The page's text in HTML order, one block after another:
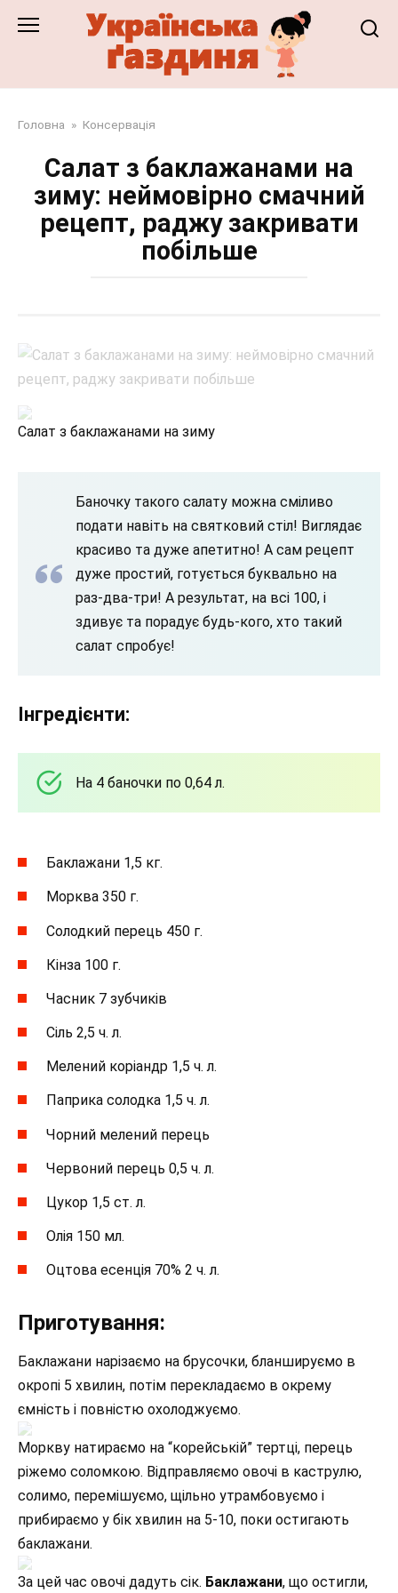
Головна » Консервація
Салат з баклажанами на
зиму: неймовірно смачний
рецепт, раджу закривати
побільше
Салат з баклажанами на зиму
Баночку такого салату можна сміливо
подати навіть на святковий стіл! Виглядає
красиво та дуже апетитно! А сам рецепт
дуже простий, готується буквально на
раз-два-три! А результат, на всі 100, і
здивує та порадує будь-кого, хто такий
салат спробує!
Інгредієнти:
На 4 баночки по 0,64 л.
Баклажани 1,5 кг.
Морква 350 г.
Солодкий перець 450 г.
Кінза 100 г.
Часник 7 зубчиків
Сіль 2,5 ч. л.
Мелений коріандр 1,5 ч. л.
Паприка солодка 1,5 ч. л.
Чорний мелений перець
Червоний перець 0,5 ч. л.
Цукор 1,5 ст. л.
Олія ​​150 мл.
Оцтова есенція 70% 2 ч. л.
Приготування:
Баклажани нарізаємо на брусочки, бланшируємо в
окропі 5 хвилин, потім перекладаємо в окрему
ємність і повністю охолоджуємо.
Моркву натираємо на “корейській” тертці, перець
ріжемо соломкою. Відправляємо овочі в каструлю,
солимо, перемішуємо, щільно утрамбовуємо і
прибираємо у бік хвилин на 5-10, поки остигають
баклажани.
За цей час овочі дадуть сік. Баклажани, що остигли,